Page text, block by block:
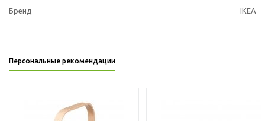
Бренд IKEA
Персональные рекомендации